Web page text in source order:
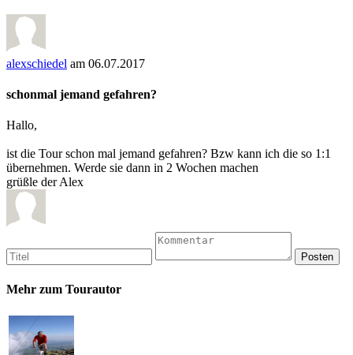
alexschiedel am 06.07.2017
schonmal jemand gefahren?
Hallo,
ist die Tour schon mal jemand gefahren? Bzw kann ich die so 1:1
übernehmen. Werde sie dann in 2 Wochen machen
grüßle der Alex
Mehr zum Tourautor